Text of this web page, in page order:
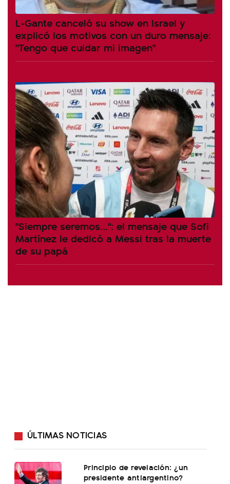
L-Gante canceló su show en Israel y
explicó los motivos con un duro mensaje:
"Tengo que cuidar mi imagen"
"Siempre seremos...": el mensaje que Sofi
Martínez le dedicó a Messi tras la muerte
de su papá
ÚLTIMAS NOTICIAS
Principio de revelación: ¿un
presidente antiargentino?